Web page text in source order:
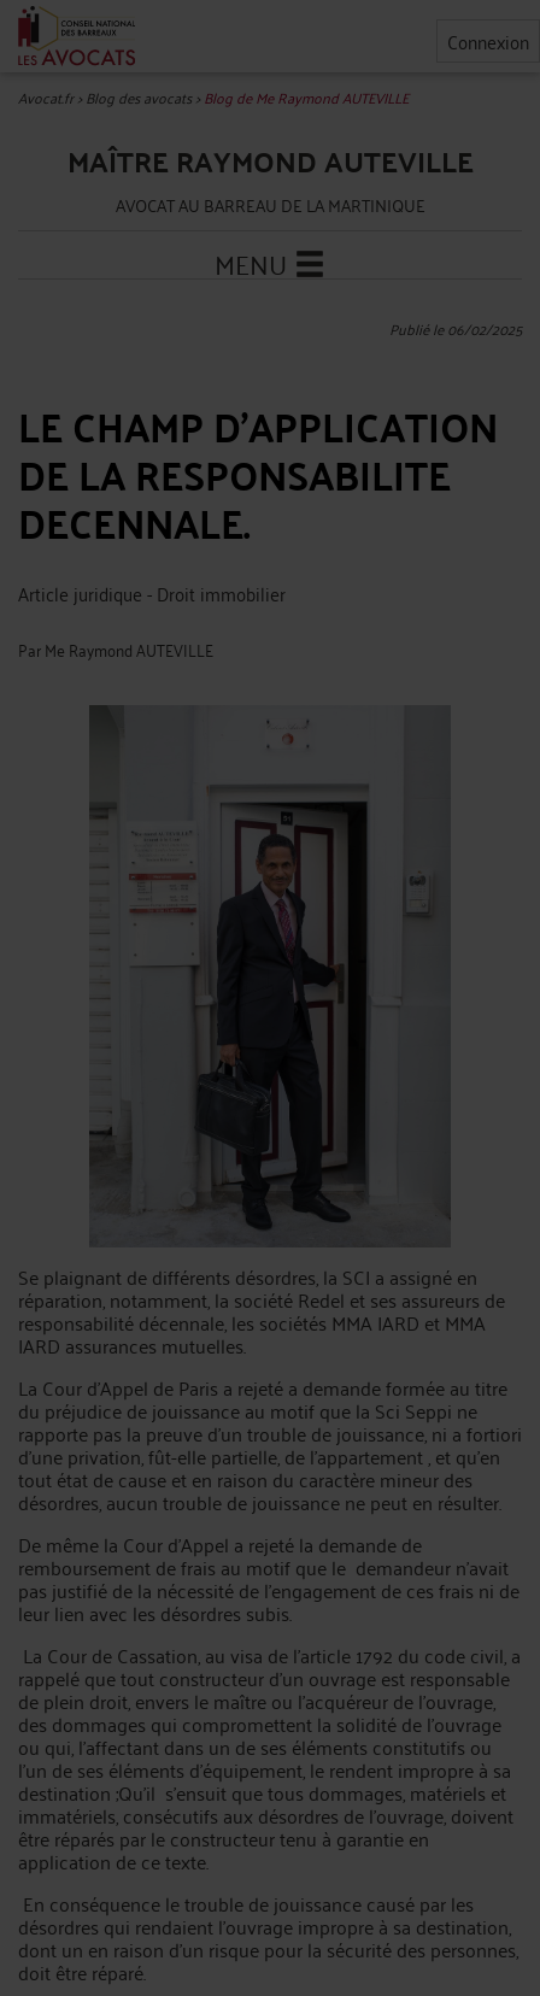
Connexion
Avocat.fr>Blog des avocats>Blog de Me Raymond AUTEVILLE
MAÎTRE RAYMOND AUTEVILLE
AVOCAT AU BARREAU DE LA MARTINIQUE
MENU
Publié le 06/02/2025
LE CHAMP D’APPLICATION
DE LA RESPONSABILITE
DECENNALE.
Article juridique - Droit immobilier
ParMe Raymond AUTEVILLE
Se plaignant de différents désordres, la SCI a assigné en
réparation, notamment, la société Redel et ses assureurs de
responsabilité décennale, les sociétés MMA IARD et MMA
IARD assurances mutuelles.
La Cour d’Appel de Paris a rejeté a demande formée au titre
du préjudice de jouissance au motif que la Sci Seppi ne
rapporte pas la preuve d'un trouble de jouissance, ni a fortiori
d'une privation, fût-elle partielle, de l'appartement , et qu'en
tout état de cause et en raison du caractère mineur des
désordres, aucun trouble de jouissance ne peut en résulter.
De même la Cour d’Appel a rejeté la demande de
remboursement de frais au motif que le demandeur n’avait
pas justifié de la nécessité de l'engagement de ces frais ni de
leur lien avec les désordres subis.
La Cour de Cassation, au visa de l’article 1792 du code civil, a
rappelé que tout constructeur d'un ouvrage est responsable
de plein droit, envers le maître ou l'acquéreur de l'ouvrage,
des dommages qui compromettent la solidité de l'ouvrage
ou qui, l'affectant dans un de ses éléments constitutifs ou
l'un de ses éléments d'équipement, le rendent impropre à sa
destination ;Qu’il s'ensuit que tous dommages, matériels et
immatériels, consécutifs aux désordres de l'ouvrage, doivent
être réparés par le constructeur tenu à garantie en
application de ce texte.
En conséquence le trouble de jouissance causé par les
désordres qui rendaient l'ouvrage impropre à sa destination,
dont un en raison d'un risque pour la sécurité des personnes,
doit être réparé.